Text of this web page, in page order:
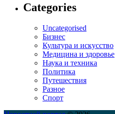
Categories
Uncategorised
Бизнес
Культура и искусство
Медицина и здоровье
Наука и техника
Политика
Путешествия
Разное
Спорт